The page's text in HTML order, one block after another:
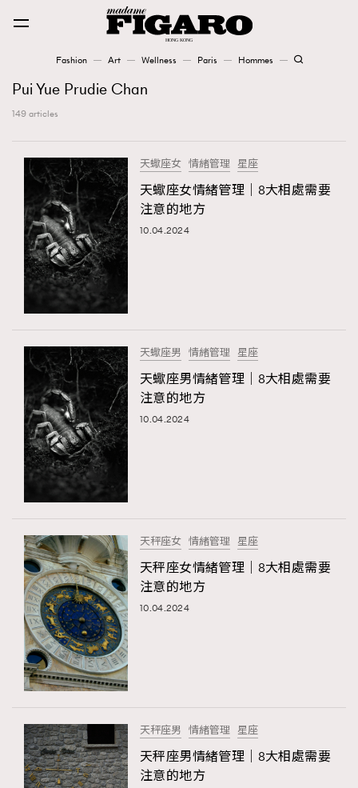
Fashion Art Wellness Paris Hommes
Fashion
Art
Wellness
Hommes
TRENDING
AFrenchMind
DressLikeAParisienne
FigaroAstrology
FigaroBeauty
FigaroBeautyRitual
FigaroCeleb
FigaroDigitalCover
FigaroExpert 1
FigaroFrancais 41
FigaroGadget 1
FigaroHealth
Karena Lam is On Our Cover
#FigaroExhibition 群星力撐MF X Leung Mo《See
You In My Dream》展覽
#FigaroExhibition Wyman 揭曉 Figaro Exhibition
Pui Yue Prudie Chan
149 articles
天蠍座女 情緒管理 星座
天蠍座女情緒管理｜8大相處需要
注意的地方
10.04.2024
天蠍座男 情緒管理 星座
天蠍座男情緒管理｜8大相處需要
注意的地方
10.04.2024
天秤座女 情緒管理 星座
天秤座女情緒管理｜8大相處需要
注意的地方
10.04.2024
天秤座男 情緒管理 星座
天秤座男情緒管理｜8大相處需要
注意的地方